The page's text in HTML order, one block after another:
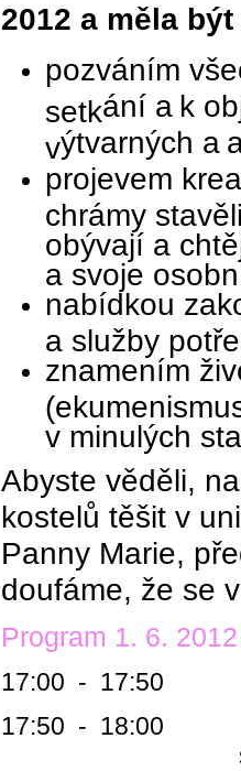
2012 a měla
pozváním v
setkání a k
výtvarných a
projevem
chrámy
obývají a
a svoje
nabídkou
a služby
znamením
v minulých
Abyste věděli,
kostelů těšit v
Panny Marie,
doufáme, že se
Program 1. 6. 2012
17:00 - 17:50
17:50 - 18:00
slavnostní